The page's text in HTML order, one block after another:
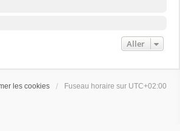
Aller
les cookies Fuseau horaire sur UTC+02:00